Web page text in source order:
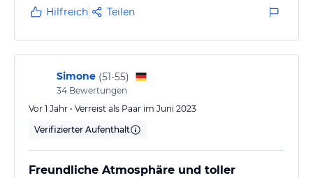
Lage ist etwas außerhalb, was jedoch kein Problem
Gehminuten entfernt und die Fahrt dauert ca. 30-
40min. Das U-Bahn Netz ist…
Hilfreich Teilen
Simone (51-55)
34 Bewertungen
Vor 1 Jahr • Verreist als Paar im Juni 2023
Verifizierter Aufenthalt
Freundliche Atmosphäre und toller